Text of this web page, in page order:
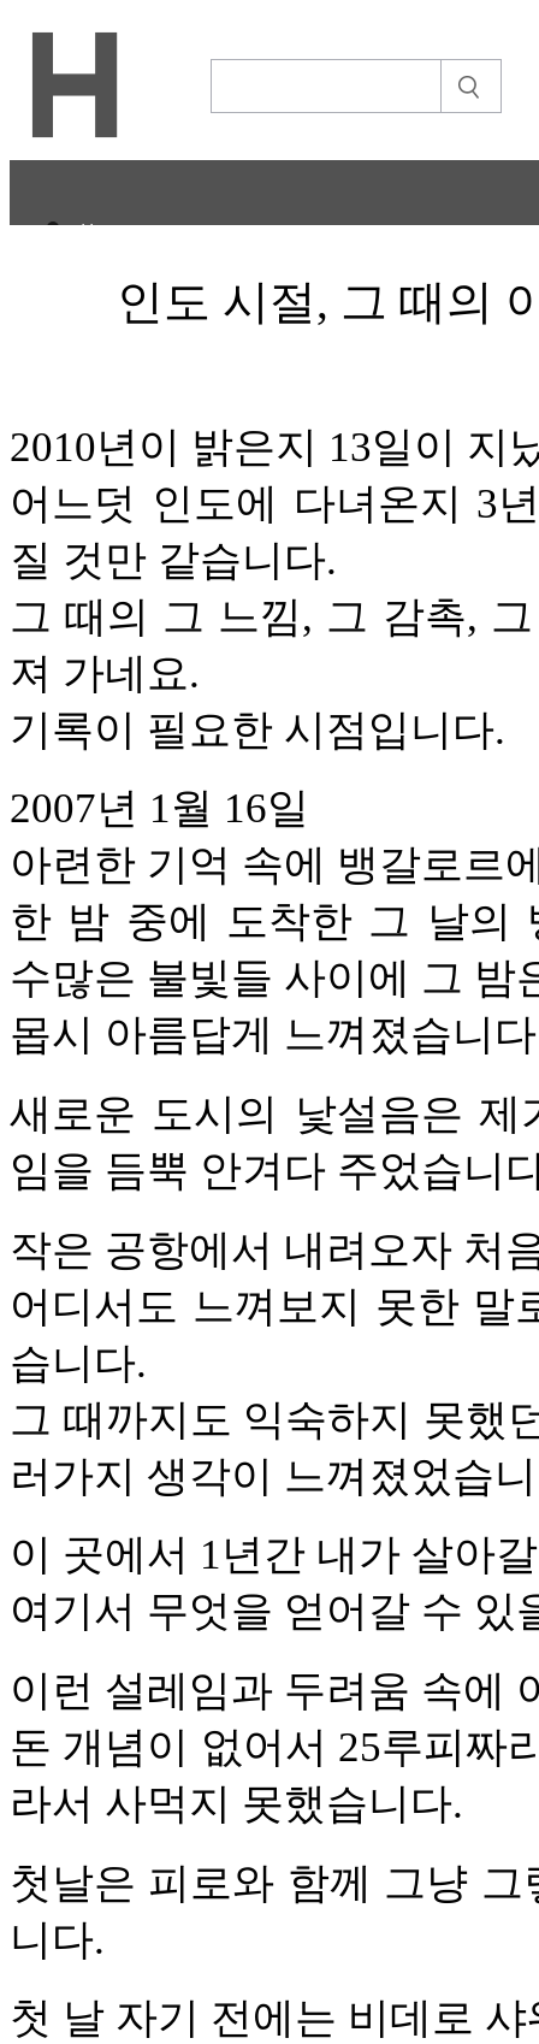
H
CULTURE
이야기
ABOUT
ETC
ⓘ
인도 시절, 그 때의
2010년이 밝은지 13일이 지
어느덧 인도에 다녀온지 3
질 것만 같습니다.
그 때의 그 느낌, 그 감촉,
져 가네요.
기록이 필요한 시점입니다.
2007년 1월 16일
아련한 기억 속에 뱅갈로르
한 밤 중에 도착한 그 날의
수많은 불빛들 사이에 그 밤
몹시 아름답게 느껴졌습니
새로운 도시의 낯설음은
임을 듬뿍 안겨다 주었습니
작은 공항에서 내려오자 처
어디서도 느껴보지 못한
습니다.
그 때까지도 익숙하지 못했
러가지 생각이 느껴졌었습
이 곳에서 1년간 내가 살아
여기서 무엇을 얻어갈 수 있
이런 설레임과 두려움 속에
돈 개념이 없어서 25루피짜
라서 사먹지 못했습니다.
첫날은 피로와 함께 그냥
니다.
첫 날 자기 전에는 비데로